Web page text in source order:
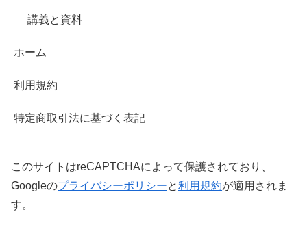
講義と資料
ホーム
利用規約
特定商取引法に基づく表記
このサイトはreCAPTCHAによって保護されており、
Googleのプライバシーポリシーと利用規約が適用されま
す。